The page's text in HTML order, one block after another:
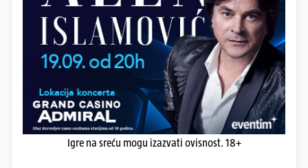
Igre na sreću mogu izazvati ovisnost. 18+